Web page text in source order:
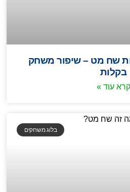
שח מט – שיפור משחק
בקלות
קרא עוד »
בלוג משחקים